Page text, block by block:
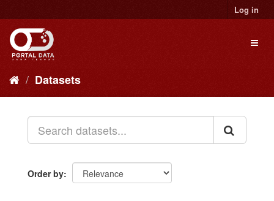
to
content
Log in
Datasets
Order by